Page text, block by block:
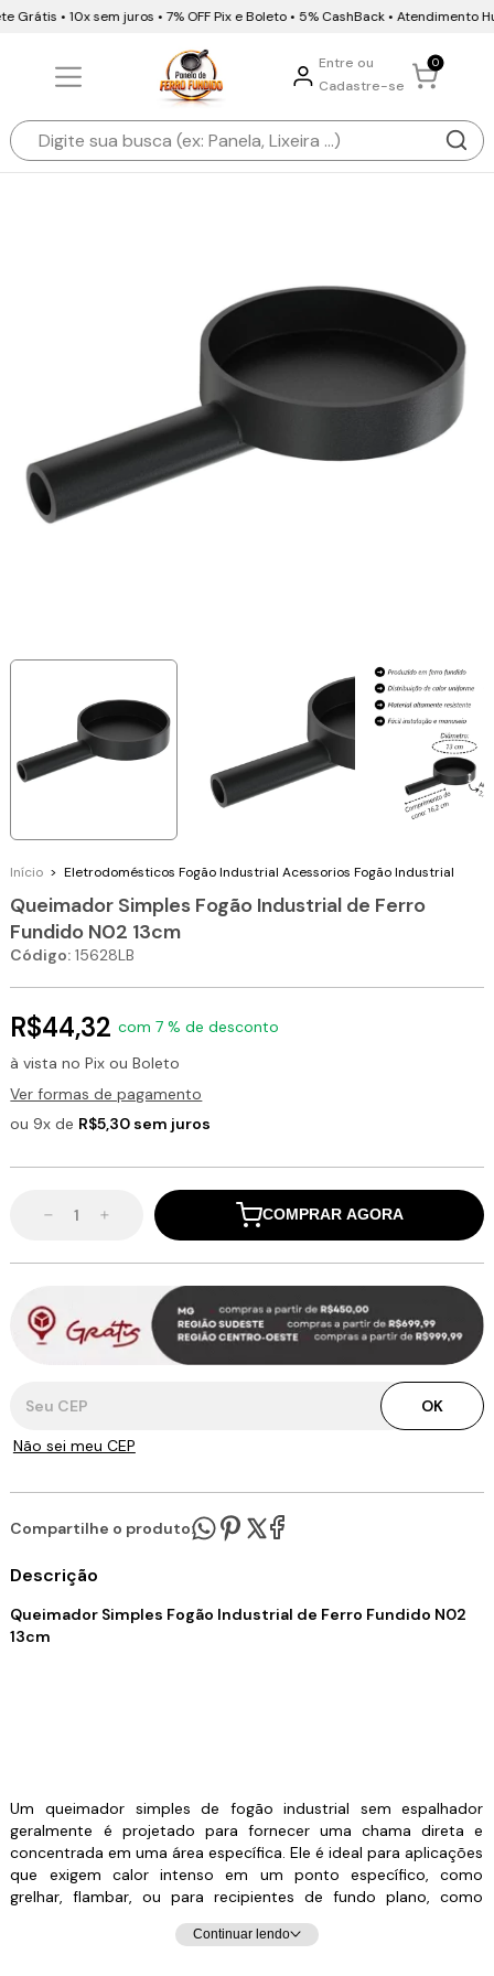
• 10x sem juros • 7% OFF Pix e Boleto • 5% CashBack • Atendimento
Entre ou
Cadastre-se
0
Início > Eletrodomésticos Fogão Industrial Acessorios Fogão Industrial
Queimador Simples Fogão Industrial de Ferro
Fundido N02 13cm
Código: 15628LB
R$44,32 com 7 % de desconto
à vista no Pix ou Boleto
Ver formas de pagamento
ou 9x de R$5,30 sem juros
COMPRAR AGORA
OK
Não sei meu CEP
Compartilhe o produto:
Descrição
Queimador Simples Fogão Industrial de Ferro Fundido N02
13cm
Um queimador simples de fogão industrial sem espalhador
geralmente é projetado para fornecer uma chama direta e
concentrada em uma área específica. Ele é ideal para aplicações
que exigem calor intenso em um ponto específico, como
grelhar, flambar, ou para recipientes de fundo plano, como
panelas woks. Esse tipo de queimador é comumente utilizado
em cozinhas industriais para proporcionar alta temperatura e
Continuar lendo